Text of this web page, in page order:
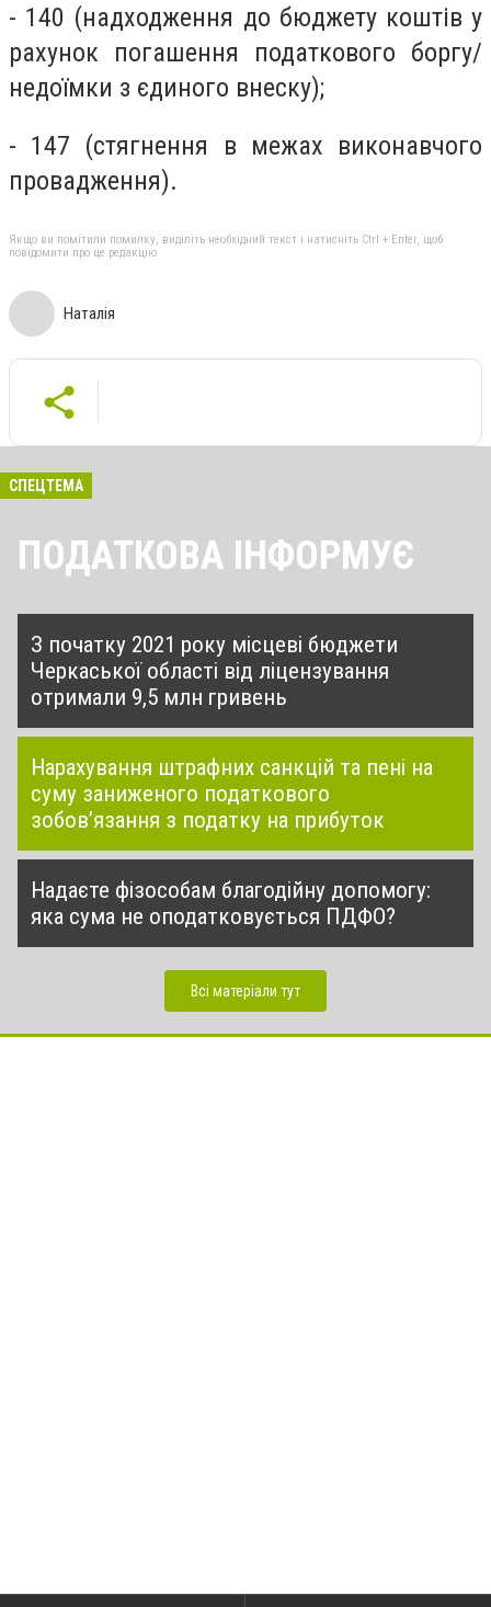
- 140 (надходження до бюджету коштів у
рахунок погашення податкового боргу/
недоїмки з єдиного внеску);
- 147 (стягнення в межах виконавчого
провадження).
Якщо ви помітили помилку, виділіть необхідний текст і натисніть Ctrl + Enter, щоб
повідомити про це редакцію
Наталія
СПЕЦТЕМА
ПОДАТКОВА ІНФОРМУЄ
З початку 2021 року місцеві бюджети
Черкаської області від ліцензування
отримали 9,5 млн гривень
Нарахування штрафних санкцій та пені на
суму заниженого податкового
зобов’язання з податку на прибуток
Надаєте фізособам благодійну допомогу:
яка сума не оподатковується ПДФО?
Всі матеріали тут